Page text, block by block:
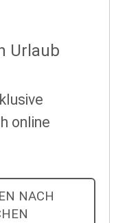
Urlaub
online
NACH